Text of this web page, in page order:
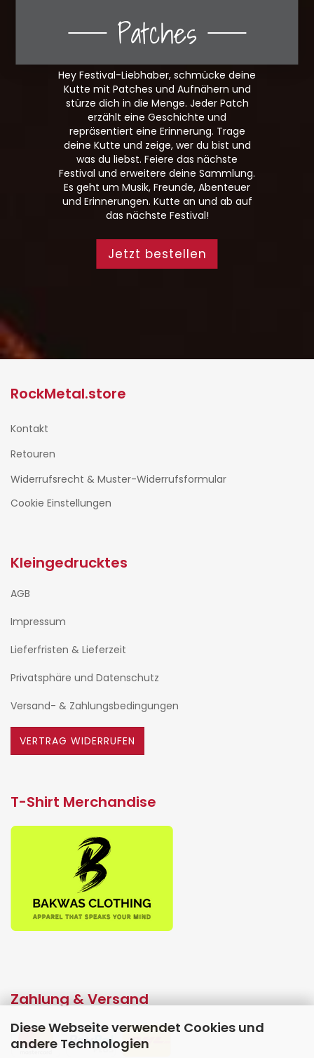
Diese Webseite verwendet Cookies und
andere Technologien
Patches
Hey Festival-Liebhaber, schmücke deine
Kutte mit Patches und Aufnähern und
stürze dich in die Menge. Jeder Patch
erzählt eine Geschichte und
repräsentiert eine Erinnerung. Trage
deine Kutte und zeige, wer du bist und
was du liebst. Feiere das nächste
Festival und erweitere deine Sammlung.
Es geht um Musik, Freunde, Abenteuer
und Erinnerungen. Kutte an und ab auf
das nächste Festival!
Jetzt bestellen
RockMetal.store
Kontakt
Retouren
Widerrufsrecht & Muster-Widerrufsformular
Cookie Einstellungen
Kleingedrucktes
AGB
Impressum
Lieferfristen & Lieferzeit
Privatsphäre und Datenschutz
Versand- & Zahlungsbedingungen
VERTRAG WIDERRUFEN
T-Shirt Merchandise
Zahlung & Versand